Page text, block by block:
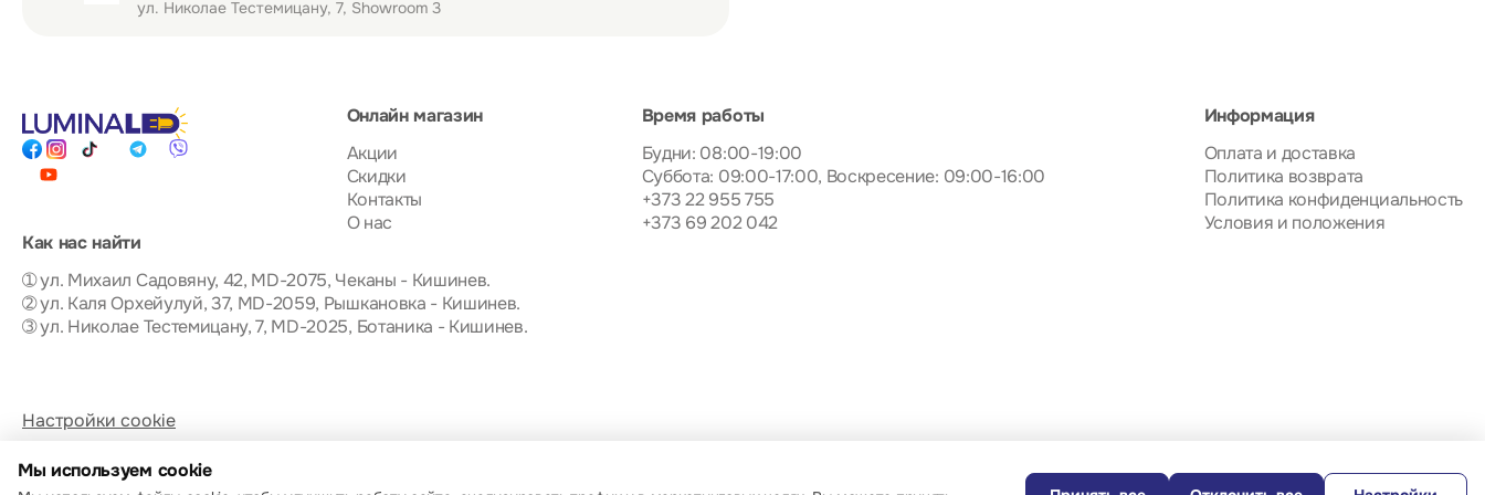
ул. Николае Тестемицану, 7, Showroom 3
Онлайн магазин
Акции
Скидки
Контакты
О нас
Время работы
Будни: 08:00-19:00
Суббота: 09:00-17:00, Воскресение: 09:00-16:00
+373 22 955 755
+373 69 202 042
Информация
Оплата и доставка
Политика возврата
Политика конфиденциальность
Условия и положения
Как нас найти
➀ ул. Михаил Садовяну, 42, MD-2075, Чеканы - Кишинев.
➁ ул. Каля Орхейулуй, 37, MD-2059, Рышкановка - Кишинев.
➂ ул. Николае Тестемицану, 7, MD-2025, Ботаника - Кишинев.
Настройки cookie
Мы используем cookie